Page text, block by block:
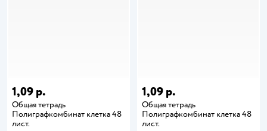
1,09 р.
Общая тетрадь
Полиграфкомбинат клетка 48
лист.
1,09 р.
Общая тетрадь
Полиграфкомбинат клетка 48
лист.